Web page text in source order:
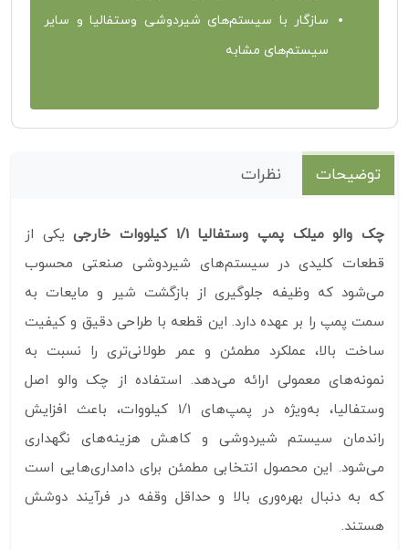
سازگار با سیستم‌های شیردوشی وستفالیا و سایر
سیستم‌های مشابه
توضیحات نظرات
چک والو میلک پمپ وستفالیا 1/1 کیلووات خارجی
یکی از
قطعات کلیدی در سیستم‌های شیردوشی صنعتی محسوب
می‌شود که وظیفه جلوگیری از بازگشت شیر و مایعات به
سمت پمپ را بر عهده دارد. این قطعه با طراحی دقیق و کیفیت
ساخت بالا، عملکرد مطمئن و عمر طولانی‌تری را نسبت به
نمونه‌های معمولی ارائه می‌دهد. استفاده از چک والو اصل
وستفالیا، به‌ویژه در پمپ‌های 1/1 کیلووات، باعث افزایش
راندمان سیستم شیردوشی و کاهش هزینه‌های نگهداری
می‌شود. این محصول انتخابی مطمئن برای دامداری‌هایی است
که به دنبال بهره‌وری بالا و حداقل وقفه در فرآیند دوشش
هستند.